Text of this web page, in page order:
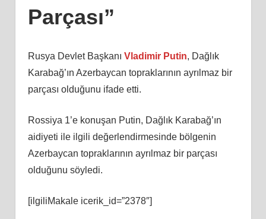
Parçası”
Rusya Devlet Başkanı Vladimir Putin, Dağlık
Karabağ’ın Azerbaycan topraklarının ayrılmaz bir
parçası olduğunu ifade etti.
Rossiya 1’e konuşan Putin, Dağlık Karabağ’ın
aidiyeti ile ilgili değerlendirmesinde bölgenin
Azerbaycan topraklarının ayrılmaz bir parçası
olduğunu söyledi.
[ilgiliMakale icerik_id=”2378″]